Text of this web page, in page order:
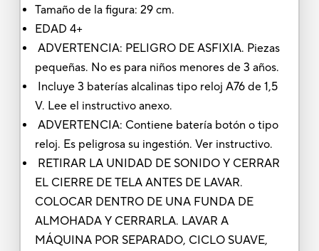
Tamaño de la figura: 29 cm.
EDAD 4+
ADVERTENCIA: PELIGRO DE ASFIXIA. Piezas
pequeñas. No es para niños menores de 3 años.
Incluye 3 baterías alcalinas tipo reloj A76 de 1,5
V. Lee el instructivo anexo.
ADVERTENCIA: Contiene batería botón o tipo
reloj. Es peligrosa su ingestión. Ver instructivo.
RETIRAR LA UNIDAD DE SONIDO Y CERRAR
EL CIERRE DE TELA ANTES DE LAVAR.
COLOCAR DENTRO DE UNA FUNDA DE
ALMOHADA Y CERRARLA. LAVAR A
MÁQUINA POR SEPARADO, CICLO SUAVE,